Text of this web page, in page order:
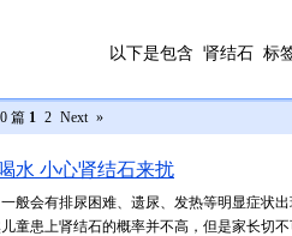
以下是包含 肾结石 标
篇 1 2 Next »
水 小心肾结石来扰
般会有排尿困难、遗尿、发热等明显症状
童患上肾结石的概率并不高，但是家长切不